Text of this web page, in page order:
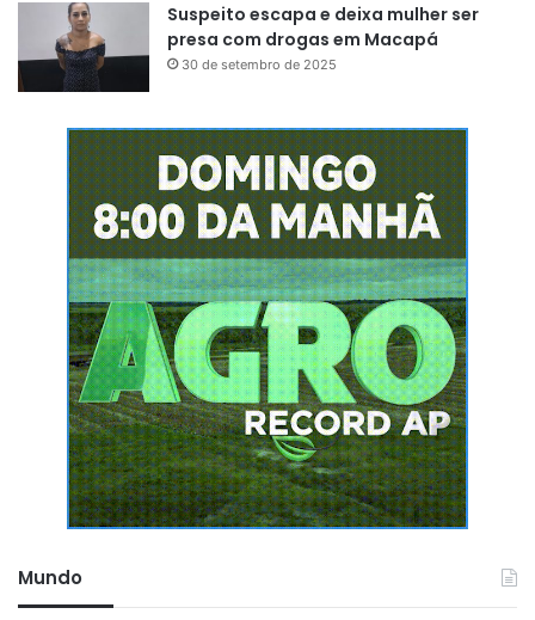
Suspeito escapa e deixa mulher ser
presa com drogas em Macapá
30 de setembro de 2025
Mundo